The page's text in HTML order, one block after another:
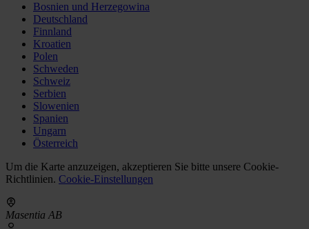
Bosnien und Herzegowina
Deutschland
Finnland
Kroatien
Polen
Schweden
Schweiz
Serbien
Slowenien
Spanien
Ungarn
Österreich
Um die Karte anzuzeigen, akzeptieren Sie bitte unsere Cookie-
Richtlinien. Cookie-Einstellungen
Masentia AB